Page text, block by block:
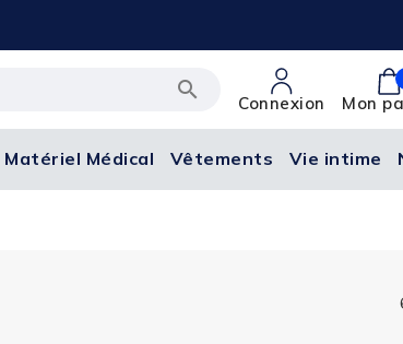
 Connexion Mon
Matériel Médical Vêtements Vie intime